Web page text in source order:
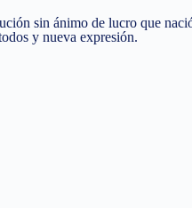
sin ánimo de lucro que
y nueva expresión.